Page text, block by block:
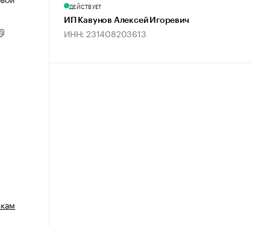
ДЕЙСТВУЕТ
ИП Кавунов Алексей Игоревич
ИНН: 231408203613